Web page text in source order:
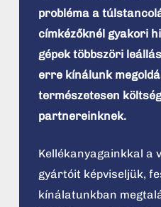
probléma a
címkézőknél gyakori
gépek többszöri
erre kínálunk
természetesen
partnereinknek.
Kellékanyagainkkal a
gyártóit képviseljük,
kínálatunkban